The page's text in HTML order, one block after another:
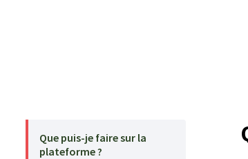
Que puis-je faire sur la
plateforme ?